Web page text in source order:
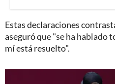
Estas declaraciones
aseguró que "se ha hablado
mí está resuelto".